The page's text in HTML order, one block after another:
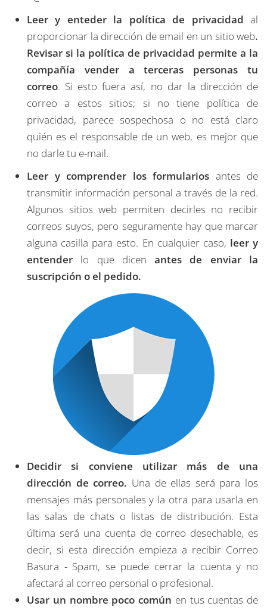
Leer y enteder la política de privacidad al
proporcionar la dirección de email en un sitio web.
Revisar si la política de privacidad permite a la
compañía vender a terceras personas tu
correo. Si esto fuera así, no dar la dirección de
correo a estos sitios; si no tiene política de
privacidad, parece sospechosa o no está claro
quién es el responsable de un web, es mejor que
no darle tu e-mail.
Leer y comprender los formularios antes de
transmitir información personal a través de la red.
Algunos sitios web permiten decirles no recibir
correos suyos, pero seguramente hay que marcar
alguna casilla para esto. En cualquier caso, leer y
entender lo que dicenantes de enviar la
suscripción o el pedido.
Decidir si conviene utilizar más de una
dirección de correo. Una de ellas será para los
mensajes más personales y la otra para usarla en
las salas de chats o listas de distribución. Esta
última será una cuenta de correo desechable, es
decir, si esta dirección empieza a recibir Correo
Basura - Spam, se puede cerrar la cuenta y no
afectará al correo personal o profesional.
Usar un nombre poco común en tus cuentas de